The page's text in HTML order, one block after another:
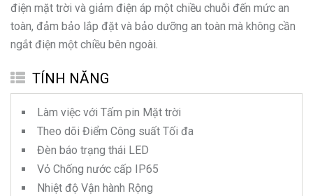
điện mặt trời và giảm điện áp một chiều chuỗi đến mức an
toàn, đảm bảo lắp đặt và bảo dưỡng an toàn mà không cần
ngắt điện một chiều bên ngoài.
TÍNH NĂNG
Làm việc với Tấm pin Mặt trời
Theo dõi Điểm Công suất Tối đa
Đèn báo trạng thái LED
Vỏ Chống nước cấp IP65
Nhiệt độ Vận hành Rộng